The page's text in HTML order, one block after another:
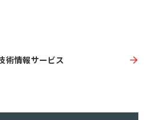
術情報サービス